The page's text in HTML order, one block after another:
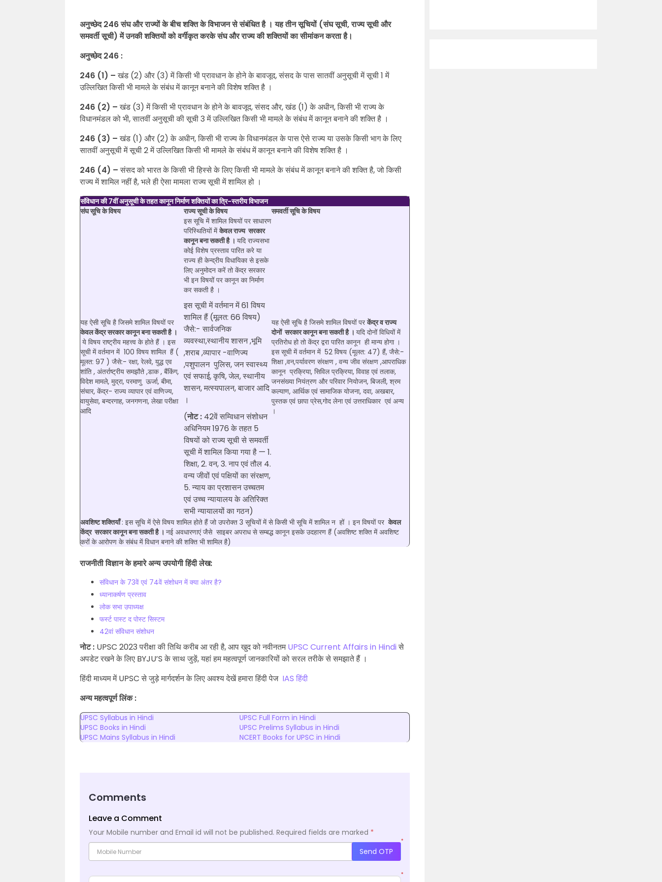
अनुच्छेद 246 संघ और राज्यों के बीच शक्ति के विभाजन से संबंधित है । यह तीन सूचियों (संघ सूची, राज्य सूची और
समवर्ती सूची) में उनकी शक्तियों को वर्गीकृत करके संघ और राज्य की शक्तियों का सीमांकन करता है।
अनुच्छेद 246 :
246 (1) –खंड (2) और (3) में किसी भी प्रावधान के होने के बावजूद, संसद के पास सातवीं अनुसूची में सूची 1 में
उल्लिखित किसी भी मामले के संबंध में कानून बनाने की विशेष शक्ति है ।
246 (2) –खंड (3) में किसी भी प्रावधान के होने के बावजूद, संसद और, खंड (1) के अधीन, किसी भी राज्य के
विधानमंडल को भी, सातवीं अनुसूची की सूची 3 में उल्लिखित किसी भी मामले के संबंध में कानून बनाने की शक्ति है ।
246 (3) –खंड (1) और (2) के अधीन, किसी भी राज्य के विधानमंडल के पास ऐसे राज्य या उसके किसी भाग के लिए
सातवीं अनुसूची में सूची 2 में उल्लिखित किसी भी मामले के संबंध में कानून बनाने की विशेष शक्ति है ।
246 (4) –संसद को भारत के किसी भी हिस्से के लिए किसी भी मामले के संबंध में कानून बनाने की शक्ति है, जो किसी
राज्य में शामिल नहीं है, भले ही ऐसा मामला राज्य सूची में शामिल हो ।
संविधान की 7वीं अनुसूची के तहत कानून निर्माण शक्तियों का त्रि-स्तरीय विभाजन
संघ सूचि के विषय
राज्य सूची के विषय समवर्ती सूचि के विषय
यह ऐसी सूचि है जिसमे शामिल विषयों पर
केवल केंद्र सरकार कानून बना सकती है ।
ये विषय राष्ट्रीय महत्त्व के होते हैं । इस
सूची में वर्तमान में 100 विषय शामिल हैं (
मूलत: 97 ) जैसे:- रक्षा, रेलवे, युद्ध एव
शांति , अंतर्राष्ट्रीय समझौते ,डाक , बैंकिंग,
विदेश मामले, मुद्रा, परमाणु ऊर्जा, बीमा,
संचार, केंद्र- राज्य व्यापार एवं वाणिज्य,
वायुसेवा, बन्दरगाह, जनगणना, लेखा परीक्षा
आदि
इस सूचि में शामिल विषयों पर साधारण
परिस्थितियों मेंकेवल राज्य सरकार
कानून बना सकती है । यदि राज्यसभा
कोई विशेष प्रस्ताव पारित करे या
राज्य ही केन्द्रीय विधायिका से इसके
लिए अनुमोदन करें तो केंद्र सरकार
भी इन विषयों पर कानून का निर्माण
कर सकती है ।
इस सूची में वर्तमान में 61 विषय
शामिल हैं (मूलत: 66 विषय)
जैसे:- सार्वजनिक
व्यवस्था,स्थानीय शासन ,भूमि
,शराब ,व्यापार -वाणिज्य
,पशुपालन पुलिस, जन स्वास्थ्य
एवं सफाई, कृषि, जेल, स्थानीय
शासन, मत्स्यपालन, बाजार आदि
।
(नोट : 42वें सम्विधान संशोधन
अधिनियम 1976 के तहत 5
विषयों को राज्य सूची से समवर्ती
सूची में शामिल किया गया है — 1.
शिक्षा, 2. वन, 3. नाप एवं तौल 4.
वन्य जीवों एवं पक्षियों का संरक्षण,
5. न्याय का प्रशासन उच्चतम
एवं उच्च न्यायालय के अतिरिक्त
सभी न्यायालयों का गठन)
यह ऐसी सूचि है जिसमे शामिल विषयों परकेंद्र व राज्य
दोनों सरकार कानून बना सकती है । यदि दोनों विधियों में
प्रतिरोध हो तो केंद्र द्वरा पारित कानून ही मान्य होगा ।
इस सूची में वर्तमान में 52 विषय (मूलत: 47) हैं, जैसे:-
शिक्षा ,वन,पर्यावरण संरक्षण , वन्य जीव संरक्षण ,आपराधिक
कानून प्रक्रिया, सिविल प्रक्रिया, विवाह एवं तलाक,
जनसंख्या नियंत्रण और परिवार नियोजन, बिजली, श्रम
कल्याण, आर्थिक एवं सामाजिक योजना, दवा, अखबार,
पुस्तक एवं छापा प्रेस,गोद लेना एवं उत्तराधिकार एवं अन्य
।
अवशिष्ट शक्तियाँ: इस सूचि में ऐसे विषय शामिल होते हैं जो उपरोक्त 3 सूचियों में से किसी भी सूचि में शामिल न हों । इन विषयों परकेवल
केंद्र सरकार कानून बना सकती है । नई अवधारणाएं जैसे साइबर अपराध से सम्बद्ध कानून इसके उदहारण हैं (अवशिष्ट शक्ति में अवशिष्ट
करों के आरोपण के संबंध में विधान बनाने की शक्ति भी शामिल है)
राजनीती विज्ञान के हमारे अन्य उपयोगी हिंदी लेख:
संविधान के 73वें एवं 74वें संशोधन में क्या अंतर है?
ध्यानाकर्षण प्रस्ताव
लोक सभा उपाध्यक्ष
फर्स्ट पास्ट द पोस्ट सिस्टम
42वां संविधान संशोधन
नोट : UPSC 2023 परीक्षा की तिथि करीब आ रही है, आप खुद को नवीनतमUPSC Current Affairs in Hindiसे
अपडेट रखने के लिए BYJU’S के साथ जुड़ें, यहां हम महत्वपूर्ण जानकारियों को सरल तरीके से समझाते हैं ।
हिंदी माध्यम में UPSC से जुड़े मार्गदर्शन के लिए अवश्य देखें हमारा हिंदी पेज IAS हिंदी
अन्य महत्वपूर्ण लिंक :
UPSC Syllabus in Hindi
UPSC Full Form in Hindi
UPSC Books in Hindi
UPSC Prelims Syllabus in Hindi
UPSC Mains Syllabus in Hindi
NCERT Books for UPSC in Hindi
Comments
Leave a Comment
Your Mobile number and Email id will not be published. Required fields are marked *
*
Send OTP
*